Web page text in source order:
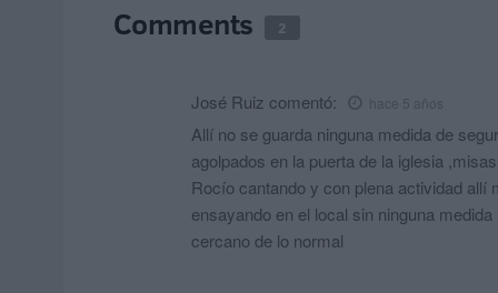
Comments 2
José Ruiz comentó: hace 5 años
Allí no se guarda ninguna medida de
agolpados en la puerta de la iglesia
Rocío cantando y con plena actividad allí
ensayando en el local sin ninguna
cercano de lo normal